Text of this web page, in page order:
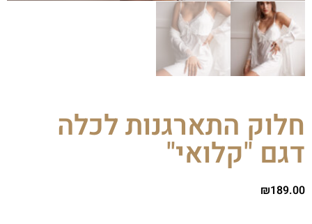
חלוק התארגנות לכלה
דגם "קלואי"
₪189.00